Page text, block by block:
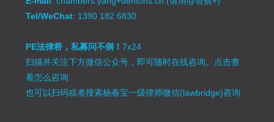
Tel/WeChat: 1390 182 6830
PE法律桥，私募问不倒！7x24
扫描并关注下方微信公众号，即可随时在线咨询。 点击查
看怎么咨询
也可以扫码或者搜索杨春宝一级律师微信(lawbridge)咨询